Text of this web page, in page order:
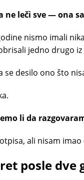
ne leči sve — ona
nismo imali
jedno drugo iz
se desilo ono što
li da
ali nisam
posle dve